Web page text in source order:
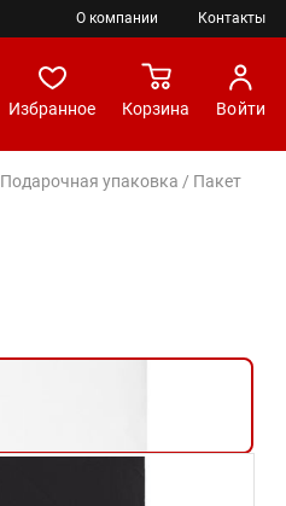
О компании Контакты
Избранное Корзина Войти
Подарочная упаковка / Пакет